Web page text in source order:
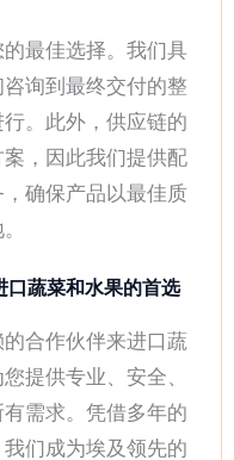
最佳选择。我们具
询到最终交付的整
。此外，供应链的
，因此我们提供配
确保产品以最佳质
口蔬菜和水果的首选
合作伙伴来进口蔬
提供专业、安全、
需求。凭借多年的
们成为埃及领先的